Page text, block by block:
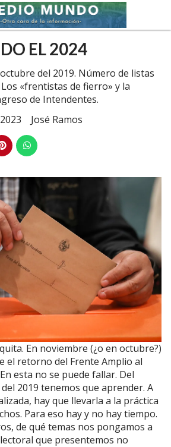
EL 2024
del 2019. Número de listas
«frentistas de fierro» y la
de Intendentes.
José Ramos
En noviembre (¿o en octubre?)
el retorno del Frente Amplio al
esta no se puede fallar. Del
2019 tenemos que aprender. A
hay que llevarla a la práctica
Para eso hay y no hay tiempo.
de qué temas nos pongamos a
que presentemos no